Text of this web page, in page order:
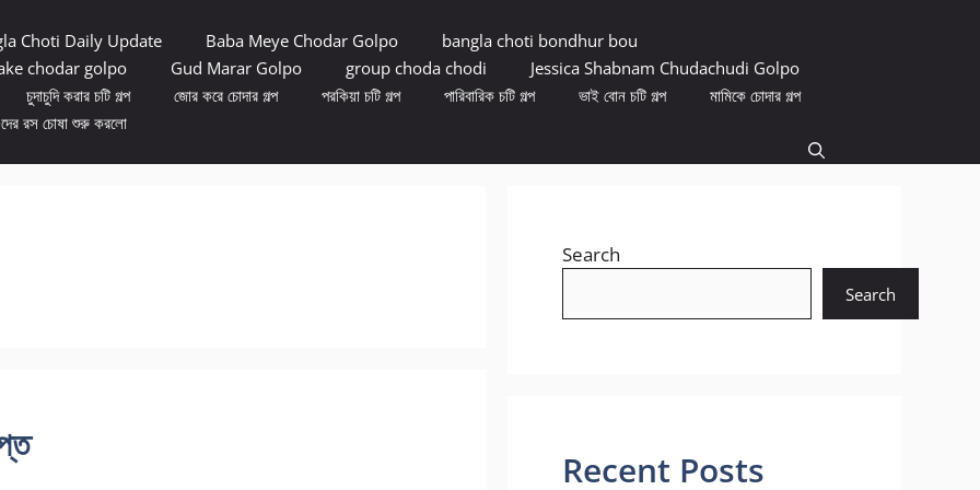
Choti Daily Update Baba Meye Chodar Golpo
bangla choti bondhur bou
chodar golpo Gud Marar Golpo group choda chodi
Jessica Shabnam Chudachudi Golpo
চুদাচুদি করার চটি গল্প জোর করে চোদার গল্প পরকিয়া চটি গল্প পারিবারিক চটি গল্প ভাই বোন চটি গল্প
মামিকে চোদার গল্প
রস চোষা শুরু করলো
Search
Search
Recent Posts